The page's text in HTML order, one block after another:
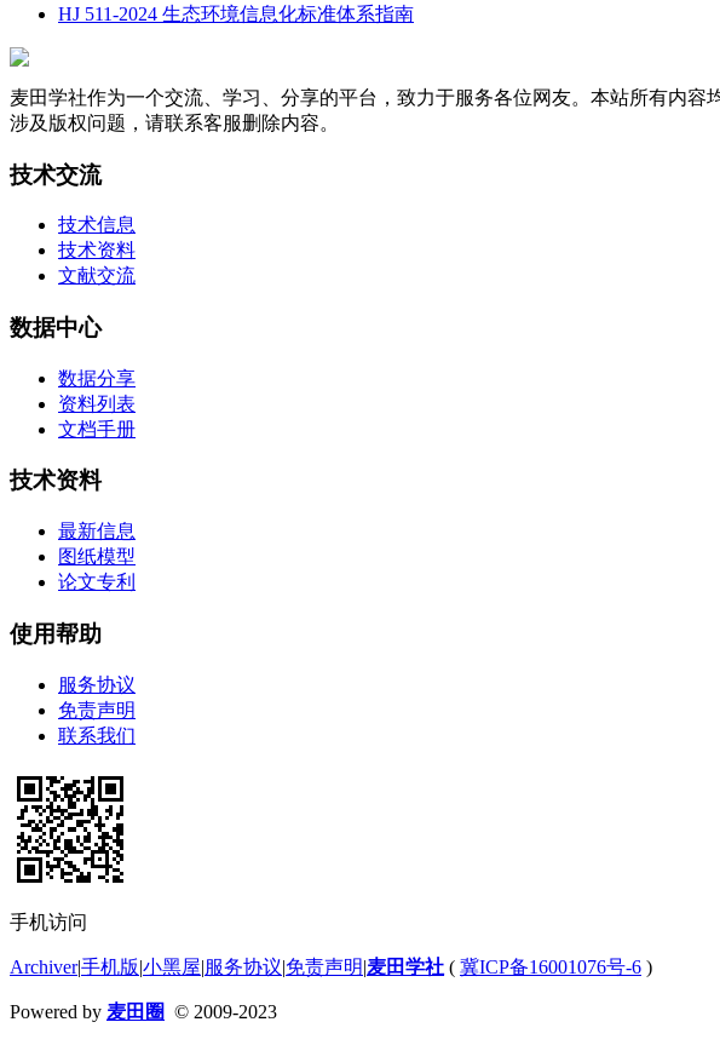
HJ 511-2024 生态环境信息化标准体系指南
麦田学社作为一个交流、学习、分享的平台，致力于服务各位网友。本站所有内
涉及版权问题，请联系客服删除内容。
技术交流
技术信息
技术资料
文献交流
数据中心
数据分享
资料列表
文档手册
技术资料
最新信息
图纸模型
论文专利
使用帮助
服务协议
免责声明
联系我们
手机访问
Archiver|手机版|小黑屋|服务协议|免责声明|麦田学社 ( 冀ICP备16001076号-6 )
Powered by 麦田圈 © 2009-2023